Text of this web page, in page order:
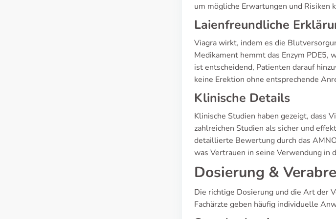
um mögliche Erwartungen und Risiken
Laienfreundliche
Viagra wirkt, indem es die
Medikament hemmt das Enzym PDE5,
ist entscheidend, Patienten darauf
keine Erektion ohne entsprechende
Klinische Details
Klinische Studien haben gezeigt, dass
zahlreichen Studien als sicher und
detaillierte Bewertung durch das
was Vertrauen in seine Verwendung in
Dosierung &
Die richtige Dosierung und die Art der
Fachärzte geben häufig individuelle